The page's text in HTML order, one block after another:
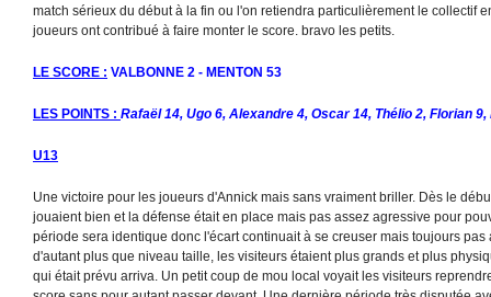
match sérieux du début à la fin ou l'on retiendra particulièrement le collectif
joueurs ont contribué à faire monter le score. bravo les petits.
LE SCORE : VALBONNE 2 - MENTON 53
LES POINTS : Rafaël 14, Ugo 6, Alexandre 4, Oscar 14, Thélio 2, Florian 9,
U13
Une victoire pour les joueurs d'Annick mais sans vraiment briller. Dès le
jouaient bien et la défense était en place mais pas assez agressive pour
période sera identique donc l'écart continuait à se creuser mais toujours pas
d'autant plus que niveau taille, les visiteurs étaient plus grands et plus
qui était prévu arriva. Un petit coup de mou local voyait les visiteurs